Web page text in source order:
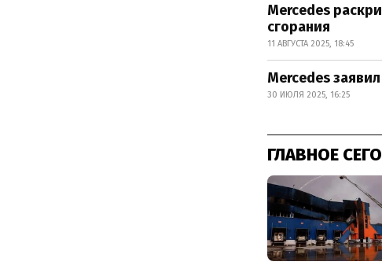
Mercedes
сгорания
11 АВГУСТА 2025, 18:45
Mercedes
30 ИЮЛЯ 2025, 16:25
ГЛАВНОЕ